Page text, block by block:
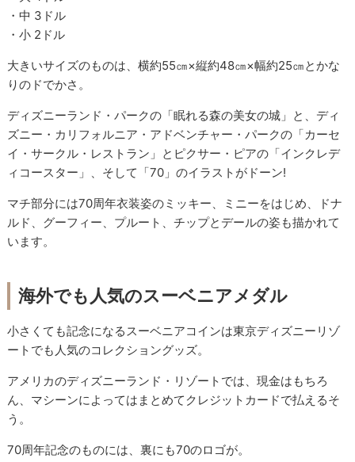
・中 3ドル
・小 2ドル
大きいサイズのものは、横約55㎝×縦約48㎝×幅約25㎝とかな
りのドでかさ。
ディズニーランド・パークの「眠れる森の美女の城」と、ディ
ズニー・カリフォルニア・アドベンチャー・パークの「カーセ
イ・サークル・レストラン」とピクサー・ピアの「インクレデ
ィコースター」、そして「70」のイラストがドーン!
マチ部分には70周年衣装姿のミッキー、ミニーをはじめ、ドナ
ルド、グーフィー、プルート、チップとデールの姿も描かれて
います。
海外でも人気のスーベニアメダル
小さくても記念になるスーベニアコインは東京ディズニーリゾ
ートでも人気のコレクショングッズ。
アメリカのディズニーランド・リゾートでは、現金はもちろ
ん、マシーンによってはまとめてクレジットカードで払えるそ
う。
70周年記念のものには、裏にも70のロゴが。